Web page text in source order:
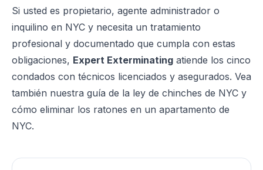
Si usted es propietario, agente administrador o
inquilino en NYC y necesita un tratamiento
profesional y documentado que cumpla con estas
obligaciones, Expert Exterminating atiende los cinco
condados con técnicos licenciados y asegurados. Vea
también nuestra guía de la ley de chinches de NYC y
cómo eliminar los ratones en un apartamento de
NYC.